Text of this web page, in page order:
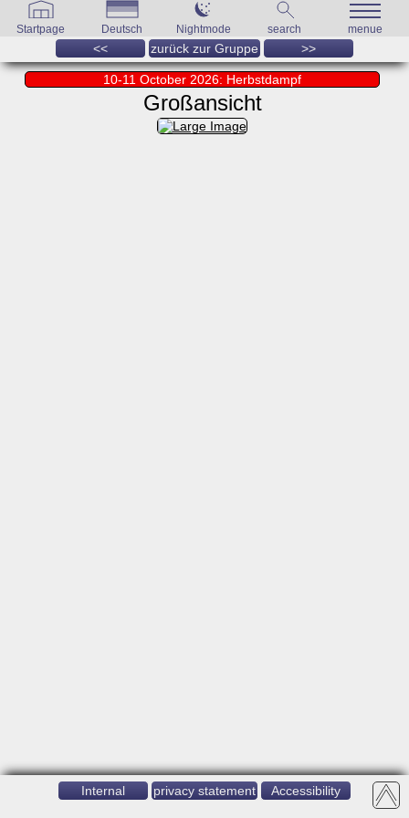
Startpage Deutsch Nightmode search menue
<< zurück zur Gruppe >>
10-11 October 2026: Herbstdampf
Großansicht
Internal privacy statement Accessibility